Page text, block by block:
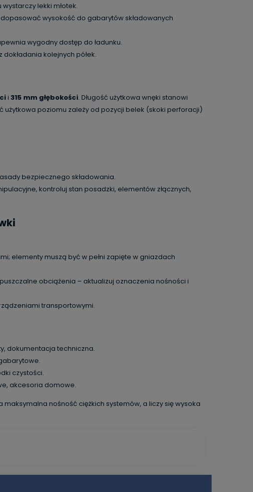
lekki młotek.
wysokość do gabarytów składowanych
wygodny dostęp do ładunku.
kolejnych półek.
i 315 mm głębokości. Długość użytkowa wnęki stanowi
użytkowa poziomu zależy od pozycji belek (skoki perforacji)
bezpiecznego składowania.
kontroluj stan posadzki, elementów złącznych,
elementy muszą być w pełni zapięte w gniazdach
obciążenia – aktualizuj oznaczenia nośności i
transportowymi.
dokumentacja techniczna.
czystości.
akcesoria domowe.
nośność ciężkich systemów, a liczy się wysoka